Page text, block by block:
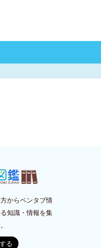
からペンタブ情
知識・情報を集